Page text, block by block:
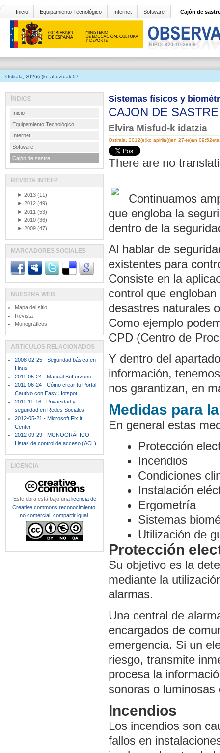
Inicio Equipamiento Tecnológico Internet Software Cajón de sastre
Ostirala, 2026(e)ko abuztuak 07
Sistemas físicos y
CAJON DE
Elvira Misfud-k idatzia
Ostirala, 2012(e)ko apirila(r)en 27-(e)an
There are no
Continuamos
que engloba la
dentro de la
Al hablar de
existentes para
Consiste en la
control que
desastres naturales
Como ejemplo
CPD (Centro de
Y dentro del
información,
nos garantizan, en
Medidas para
En general estas
Protección
Incendios
Condiciones
Instalación
Ergometría
Sistemas
Utilización de
Protección
Su objetivo es la
mediante la
alarmas.
Una central de
encargados de
emergencia. Si un
riesgo, transmite
procesa la
sonoras o
Incendios
Los incendios son
fallos en
ÍNDICE
Inicio
Equipamiento Tecnológico
Internet
Software
Cajón de sastre
REVISTA INTEFP
► 2013 (11)
► 2012 (49)
► 2011 (53)
► 2010 (36)
► 2009 (47)
MARCADORES SOCIALES
NUESTRA WEB
Mapa del sitio
Revista
Monográficos
ARTÍCULOS RELACIONADOS
2008-02-25 - Seguridad básica en
Linux
2011-05-24 - Manual Bufferzone
2011-06-24 - Cómo crear tu Portal
Cautivo con Easy Hotspot
2011-11-16 - Privacidad y
seguridad en Redes Sociales
2012-05-21 - Microsoft Fix it
Center
2012-09-29 - MONOGRÁFICO:
Listas de control de acceso (ACL)
LICENCIA
Este obra está bajo una licencia de
Creative commons reconocimiento,
no comercial, compartir igual